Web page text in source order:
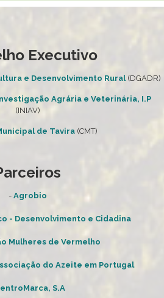
Executivo
e Desenvolvimento Rural (DGADR)
Agrária e Veterinária, I.P
(INIAV)
de Tavira (CMT)
- Agrobio
- Desenvolvimento e Cidadina
Mulheres de Vermelho
do Azeite em Portugal
S.A